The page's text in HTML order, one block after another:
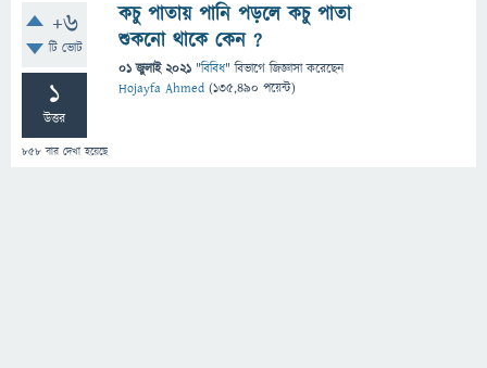
+6
টি ভোট
1
উত্তর
858 বার দেখা হয়েছে
কচু পাতায় পানি পড়লে কচু পাতা
শুকনো থাকে কেন ?
01 জুলাই 2021 "বিবিধ" বিভাগে জিজ্ঞাসাকরেছেন
Hojayfa Ahmed (135,490 পয়েন্ট)